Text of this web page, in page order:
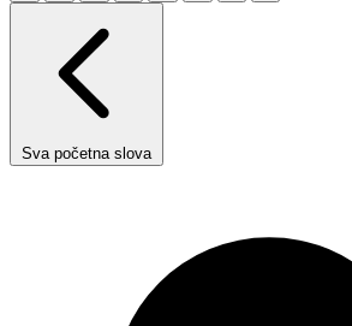
Sva početna slova